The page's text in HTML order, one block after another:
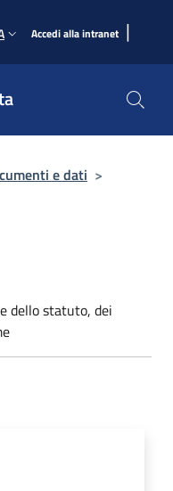
Accedi alla intranet |
e dati >
dello statuto, dei